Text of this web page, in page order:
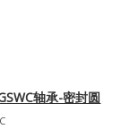
轴承-密封圆